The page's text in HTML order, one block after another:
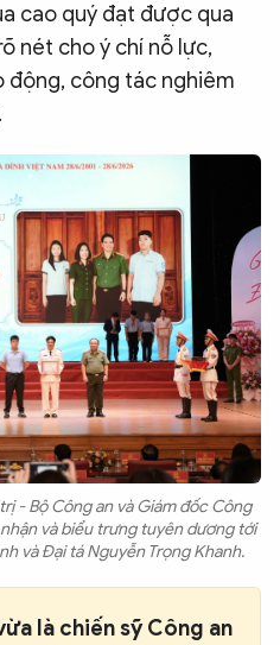
cao quý đạt được qua
nét cho ý chí nỗ lực,
động, công tác nghiêm
- Bộ Công an và Giám đốc Công
và biểu trưng tuyên dương tới
và Đại tá Nguyễn Trọng Khanh.
là chiến sỹ Công an